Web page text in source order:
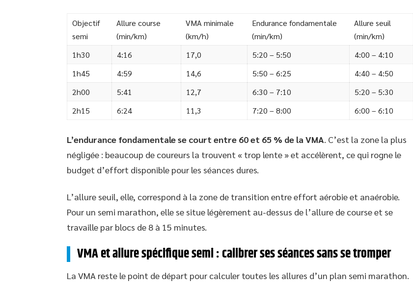
Objectif
semi
Allure course
(min/km)
VMA minimale
(km/h)
Endurance fondamentale
(min/km)
Allure seuil
(min/km)
1h30
4:16 17,0 5:20 – 5:50
4:00 – 4:10
1h45
4:59 14,6 5:50 – 6:25
4:40 – 4:50
2h00
5:41 12,7 6:30 – 7:10
5:20 – 5:30
2h15
6:24 11,3 7:20 – 8:00 6:00 – 6:10
L’endurance fondamentale se court entre 60 et 65 % de la VMA. C’est la zone la plus
négligée : beaucoup de coureurs la trouvent « trop lente » et accélèrent, ce qui rogne le
budget d’effort disponible pour les séances dures.
L’allure seuil, elle, correspond à la zone de transition entre effort aérobie et anaérobie.
Pour un semi marathon, elle se situe légèrement au-dessus de l’allure de course et se
travaille par blocs de 8 à 15 minutes.
VMA et allure spécifique semi : calibrer ses séances sans se tromper
La VMA reste le point de départ pour calculer toutes les allures d’un plan semi marathon.